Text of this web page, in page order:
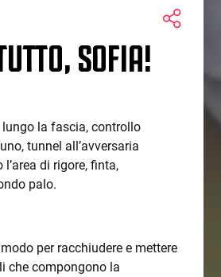
SOFIA!
la fascia, controllo
tunnel all’avversaria
di rigore, finta,
palo.
per racchiudere e mettere
che compongono la